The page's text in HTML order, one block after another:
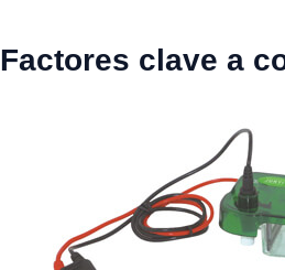
Factores clave a